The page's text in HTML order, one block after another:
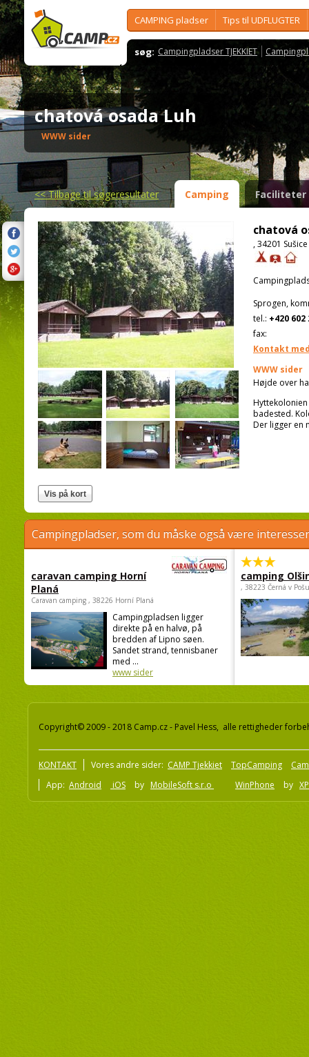
CAMPING pladser Tips til UDFLUGTER
søg: Campingpladser TJEKKIET
chatová osada Luh
WWW sider
<<Tilbage til søgeresultater Camping Faciliteter
chatová
, 34201 Sušice
Sprogen,
tel.: +420 602
fax:
Kontakt
WWW sider
Højde over
badested.
Der ligger en
Campingpladser, som du måske også være
caravan camping Horní
Planá
Caravan camping , 38226 Horní Planá
Campingpladsen ligger
direkte på en halvø, på
bredden af Lipno søen.
Sandet strand, tennisbaner
med ...
www sider
camping
, 38223 Černá v
Copyright© 2009 - 2018 Camp.cz - Pavel Hess, alle rettigheder
KONTAKT Vores andre sider: CAMP Tjekkiet TopCamping
App: Android iOS by MobileSoft s.r.o WinPhone by